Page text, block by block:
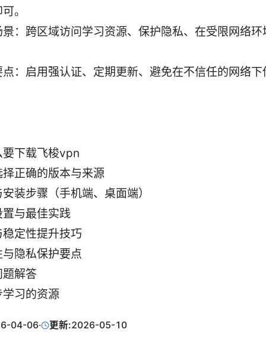
。
：跨区域访问学习资源、保护隐私、在受限网络环
：启用强认证、定期更新、避免在不信任的网络下
要下载飞梭vpn
正确的版本与来源
装步骤（手机端、桌面端）
与最佳实践
定性提升技巧
隐私保护要点
解答
习的资源
04-06· 更新:2026-05-10